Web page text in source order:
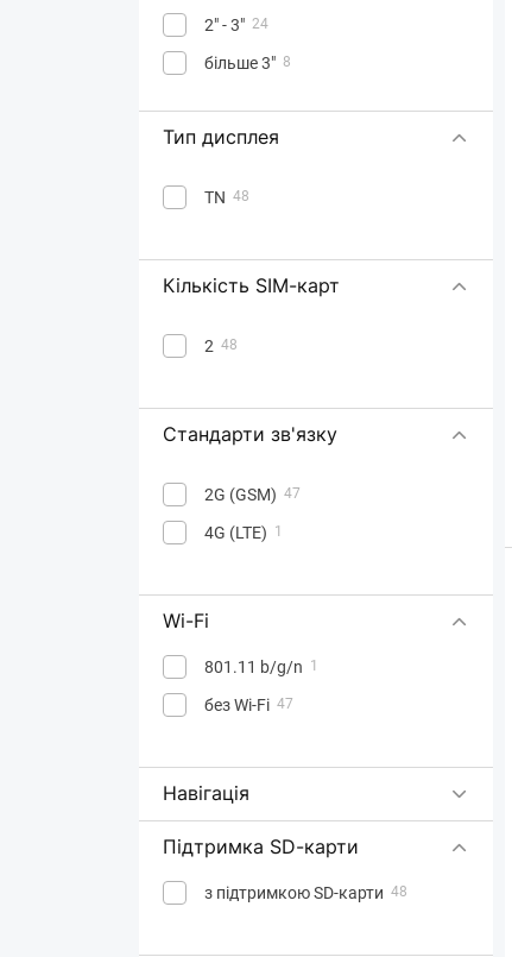
2" - 3" 24
більше 3" 8
Тип дисплея
TN 48
Кількість SIM-карт
2 48
Стандарти зв'язку
2G (GSM) 47
4G (LTE) 1
Wi-Fi
801.11 b/g/n 1
без Wi-Fi 47
Навігація
Підтримка SD-карти
з підтримкою SD-карти 48